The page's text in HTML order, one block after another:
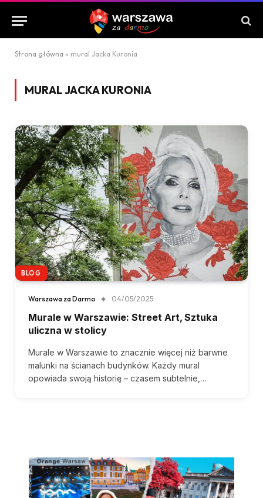
Strona główna » mural Jacka Kuronia
MURAL JACKA KURONIA
BLOG
Warszawa za Darmo 04/05/2025
Murale w Warszawie: Street Art, Sztuka
uliczna w stolicy
Murale w Warszawie to znacznie więcej niż barwne
malunki na ścianach budynków. Każdy mural
opowiada swoją historię – czasem subtelnie,…